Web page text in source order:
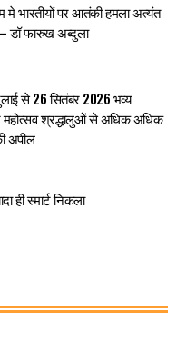
भारतीयों पर आतंकी हमला अत्यंत
डॉ फारुख अब्दुला
से 26 सितंबर 2026 भव्य
महोत्सव श्रद्धालुओं से अधिक अधिक
अपील
ही स्मार्ट निकला